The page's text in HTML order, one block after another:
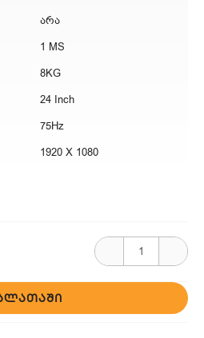
არა
1 MS
8KG
24 Inch
75Hz
1920 X 1080